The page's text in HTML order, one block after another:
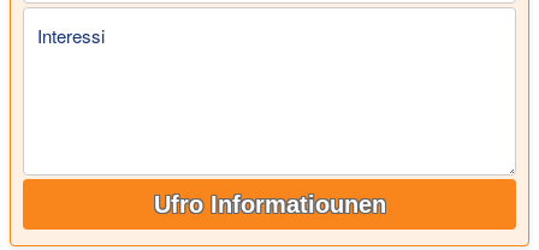
Interessi
Ufro Informatiounen